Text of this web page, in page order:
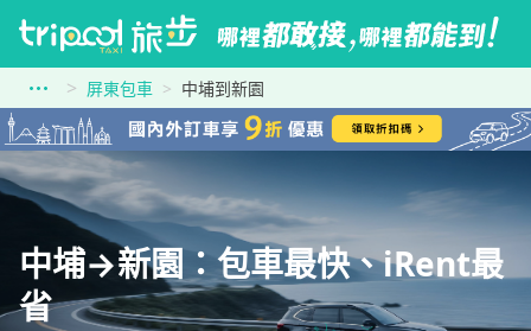
屏東包車 中埔到新園
中埔→新園：包車最快、iRent最
省